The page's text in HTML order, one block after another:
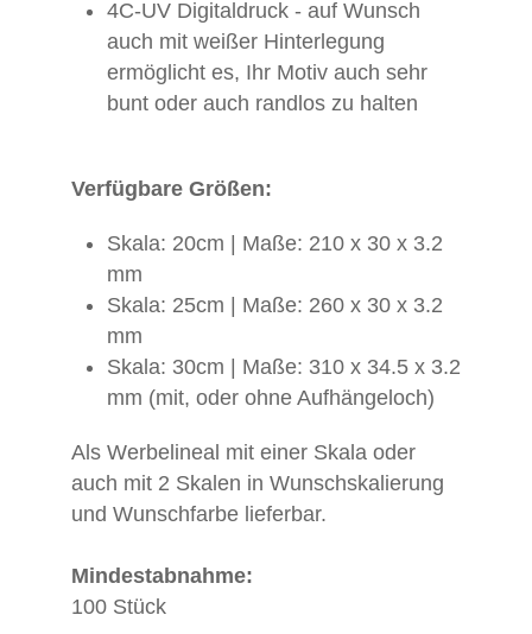
4C-UV Digitaldruck - auf Wunsch
auch mit weißer Hinterlegung
ermöglicht es, Ihr Motiv auch sehr
bunt oder auch randlos zu halten
Verfügbare Größen:
Skala: 20cm | Maße: 210 x 30 x 3.2
mm
Skala: 25cm | Maße: 260 x 30 x 3.2
mm
Skala: 30cm | Maße: 310 x 34.5 x 3.2
mm (mit, oder ohne Aufhängeloch)
Als Werbelineal mit einer Skala oder
auch mit 2 Skalen in Wunschskalierung
und Wunschfarbe lieferbar.
Mindestabnahme:
100 Stück